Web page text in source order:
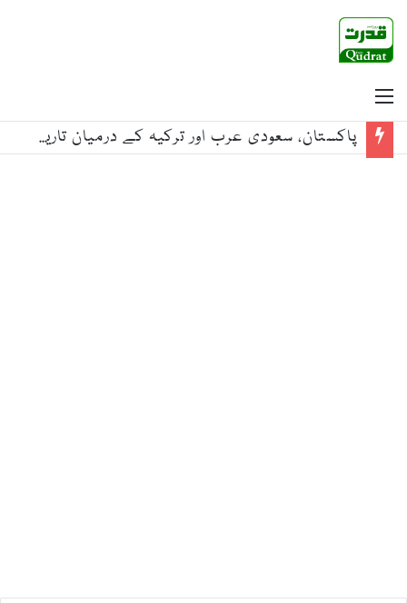
پاکستان، سعودی عرب اور ترکیہ کے درمیان تاریخی دفاعی معاہدہ خطے میں اجتماعی سلامتی اور استحکام کا اہم سنگ میل ہے: معاون برائے داخلہ بابر یوسفزئی